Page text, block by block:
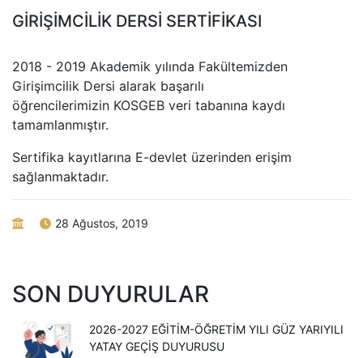
GİRİŞİMCİLİK DERSİ SERTİFİKASI
2018 - 2019 Akademik yılında Fakültemizden
Girişimcilik Dersi alarak başarılı
öğrencilerimizin KOSGEB veri tabanına kaydı
tamamlanmıştır.
Sertifika kayıtlarına E-devlet üzerinden erişim
sağlanmaktadır.
28 Ağustos, 2019
SON DUYURULAR
2026-2027 EĞITIM-ÖĞRETIM YILI GÜZ YARIYILI
YATAY GEÇIŞ DUYURUSU